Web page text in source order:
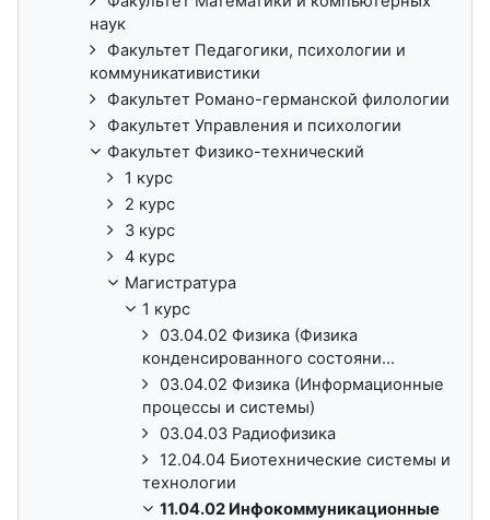
наук
Факультет Педагогики, психологии и
коммуникативистики
Факультет Романо-германской филологии
Факультет Управления и психологии
Факультет Физико-технический
1 курс
2 курс
3 курс
4 курс
Магистратура
1 курс
03.04.02 Физика (Физика
конденсированного состояни...
03.04.02 Физика (Информационные
процессы и системы)
03.04.03 Радиофизика
12.04.04 Биотехнические системы и
технологии
11.04.02 Инфокоммуникационные